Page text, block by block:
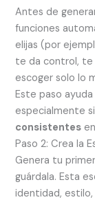
Antes de
funciones
elijas (por
te da control, te
escoger solo lo
Este paso
especialmente
consistentes
Paso 2: Crea la
Genera tu
guárdala. Esta
identidad,